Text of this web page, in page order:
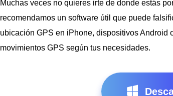
Muchas veces no quieres irte de donde estás
recomendamos un software útil que puede
ubicación GPS en iPhone, dispositivos Android
movimientos GPS según tus necesidades.